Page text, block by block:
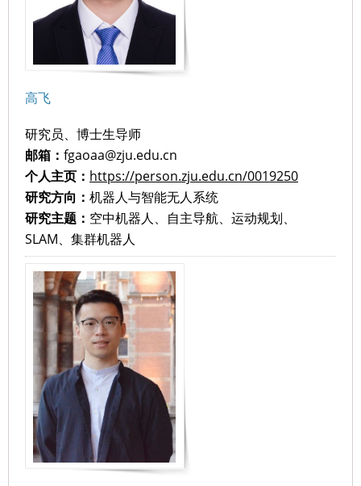
高飞
研究员、博士生导师
邮箱： fgaoaa@zju.edu.cn
个人主页： https://person.zju.edu.cn/0019250
研究方向： 机器人与智能无人系统
研究主题： 空中机器人、自主导航、运动规划、
SLAM、集群机器人